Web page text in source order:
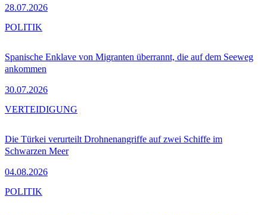
28.07.2026
Spanische Enklave von Migranten überrannt, die auf dem Seeweg
ankommen
30.07.2026
POLITIK
Die Türkei verurteilt Drohnenangriffe auf zwei Schiffe im
Schwarzen Meer
04.08.2026
VERTEIDIGUNG
POLITIK